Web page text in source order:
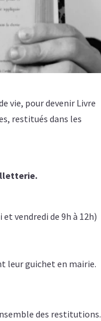
vie, pour devenir Livre
restitués dans les
vendredi de 9h à 12h)
leur guichet en mairie.
des restitutions.